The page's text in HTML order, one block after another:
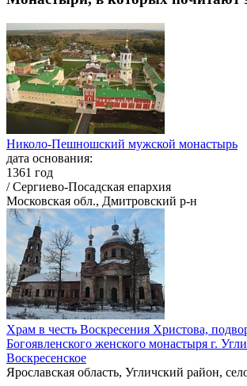
Николо-Пешношский мужской монастырь
дата основания:
1361 год
/ Сергиево-Посадская епархия
Московская обл., Дмитровский р-н
Храм в честь Воскресения Христова,
Богоявленского женского монастыря г.
Воскресенское
Ярославская область, Угличский район,